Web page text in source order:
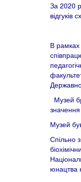
За 2020
В рамках
Музей
значення
Музей
Спільно
юнацтва